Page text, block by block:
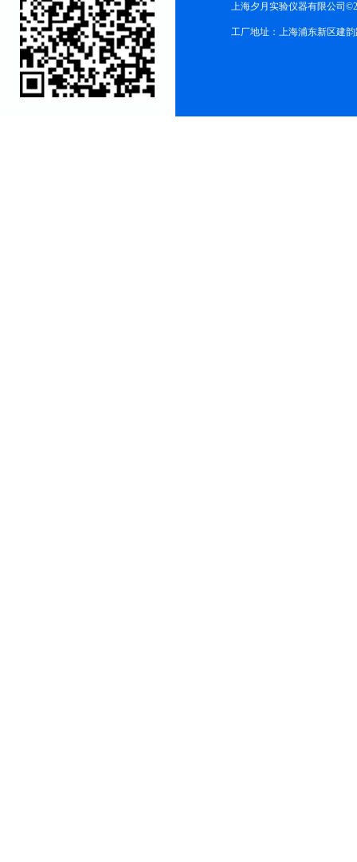
上海夕月实验仪器有限公司
工厂地址：上海浦东新区建韵